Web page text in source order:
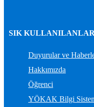
SIK KULLANILANLAR
Duyurular ve
Hakkımızda
Öğrenci
YÖKAK Bilgi